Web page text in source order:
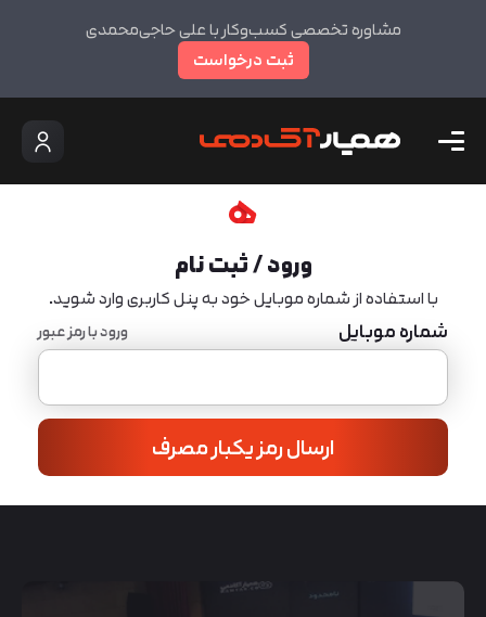
مشاوره تخصصی کسب‌وکار با علی حاجی‌محمدی
ثبت درخواست
ورود / ثبت نام
با استفاده از شماره موبایل خود به پنل کاربری وارد شوید.
شماره موبایل ورود با رمز عبور
ارسال رمز یکبار مصرف